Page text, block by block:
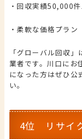
・回収実績50,000
・柔軟な価格プラン
「グローバル回収
業者です。川口にお
になった方はぜひ公
い。
4位 リサイ